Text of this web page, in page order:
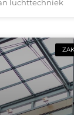
luchttechniek